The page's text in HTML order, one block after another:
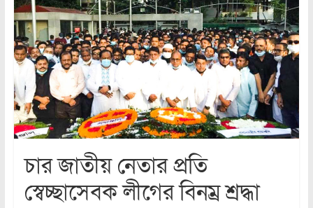
চার জাতীয় নেতার প্রতি
স্বেচ্ছাসেবক লীগের বিনম্র শ্রদ্ধা